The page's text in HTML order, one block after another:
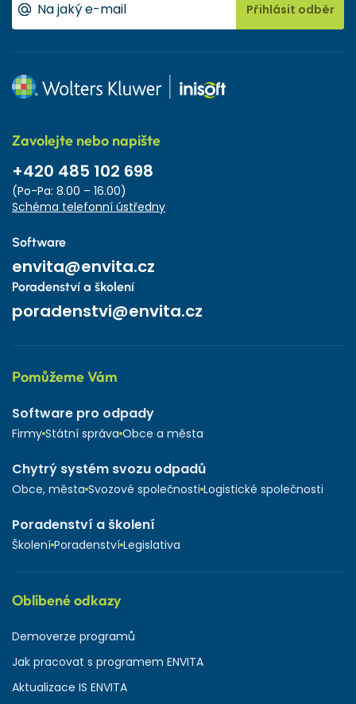
Přihlásit odběr
Zavolejte nebo napište
+420 485 102 698
(Po-Pa: 8.00 – 16.00)
Schéma telefonní ústředny
Software
envita@envita.cz
Poradenství a školení
poradenstvi@envita.cz
Pomůžeme Vám
Software pro odpady
Firmy Státní správa Obce a města
Chytrý systém svozu odpadů
Obce, města Svozové společnosti Logistické společnosti
Poradenství a školení
Školení Poradenství Legislativa
Oblíbené odkazy
Demoverze programů
Jak pracovat s programem ENVITA
Aktualizace IS ENVITA